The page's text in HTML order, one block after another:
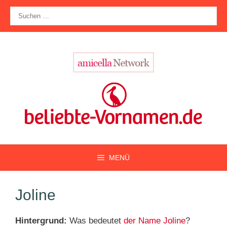
Zum
Inhalt
springen
nach:
MENÜ
Joline
Hintergrund: Was bedeutet der Name Joline?